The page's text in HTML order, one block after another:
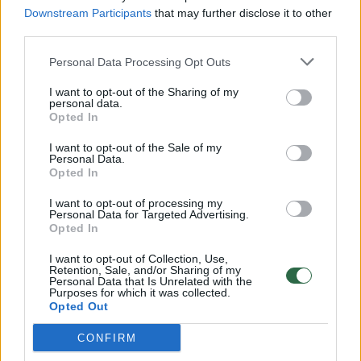
Downstream Participants that may further disclose it to other
Personal Data Processing Opt Outs
I want to opt-out of the Sharing of my
personal data.
Opted In
I want to opt-out of the Sale of my
Personal Data.
Opted In
I want to opt-out of processing my
Personal Data for Targeted Advertising.
Opted In
I want to opt-out of Collection, Use,
Retention, Sale, and/or Sharing of my
Personal Data that Is Unrelated with the
Purposes for which it was collected.
Opted Out
CONFIRM
32 laipsnių šilumos
Žinios | Orai
00:00:59
Nufilmavo, kaip patvino Vilniaus Vakarinis aplinkkelis:
vaizdas pribloškia
„Pagarba pirmajai premjerei“: pasidalijo jautriais
prisiminimais apie Kazimierą Prunskienę
Žinios | Lietuvos diena
Visi įrašai